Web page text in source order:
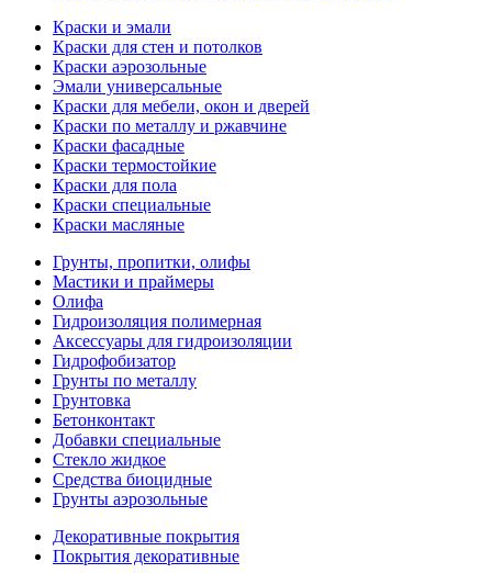
Краски и эмали
Краски для стен и потолков
Краски аэрозольные
Эмали универсальные
Краски для мебели, окон и дверей
Краски по металлу и ржавчине
Краски фасадные
Краски термостойкие
Краски для пола
Краски специальные
Краски масляные
Грунты, пропитки, олифы
Мастики и праймеры
Олифа
Гидроизоляция полимерная
Аксессуары для гидроизоляции
Гидрофобизатор
Грунты по металлу
Грунтовка
Бетонконтакт
Добавки специальные
Стекло жидкое
Средства биоцидные
Грунты аэрозольные
Декоративные покрытия
Покрытия декоративные